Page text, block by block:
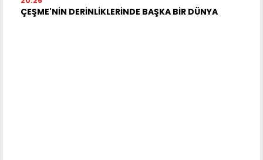
ÇEŞME'NİN DERİNLİKLERİNDE BAŞKA BİR DÜNYA